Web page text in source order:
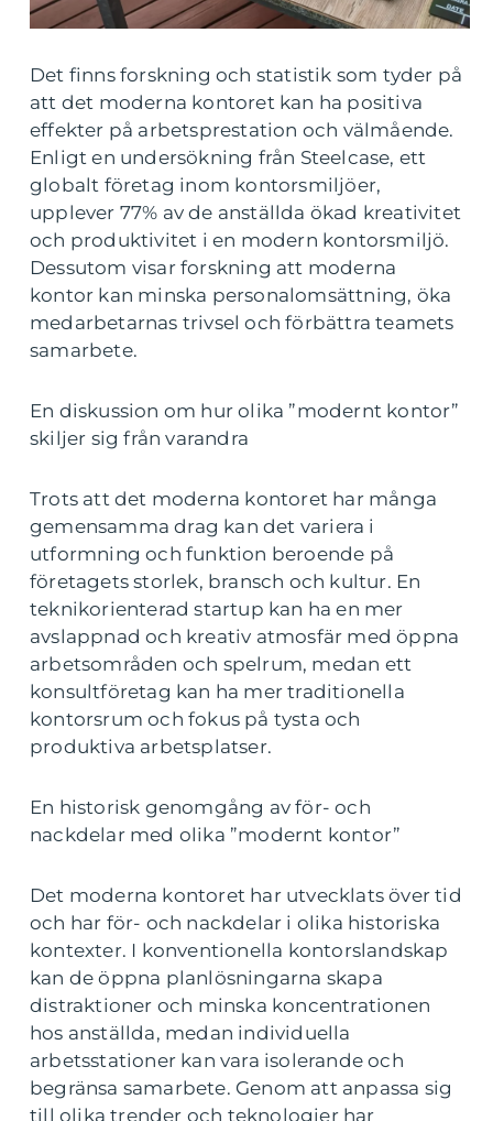
Det finns forskning och statistik som tyder på
att det moderna kontoret kan ha positiva
effekter på arbetsprestation och välmående.
Enligt en undersökning från Steelcase, ett
globalt företag inom kontorsmiljöer,
upplever 77% av de anställda ökad kreativitet
och produktivitet i en modern kontorsmiljö.
Dessutom visar forskning att moderna
kontor kan minska personalomsättning, öka
medarbetarnas trivsel och förbättra teamets
samarbete.
En diskussion om hur olika ”modernt kontor”
skiljer sig från varandra
Trots att det moderna kontoret har många
gemensamma drag kan det variera i
utformning och funktion beroende på
företagets storlek, bransch och kultur. En
teknikorienterad startup kan ha en mer
avslappnad och kreativ atmosfär med öppna
arbetsområden och spelrum, medan ett
konsultföretag kan ha mer traditionella
kontorsrum och fokus på tysta och
produktiva arbetsplatser.
En historisk genomgång av för- och
nackdelar med olika ”modernt kontor”
Det moderna kontoret har utvecklats över tid
och har för- och nackdelar i olika historiska
kontexter. I konventionella kontorslandskap
kan de öppna planlösningarna skapa
distraktioner och minska koncentrationen
hos anställda, medan individuella
arbetsstationer kan vara isolerande och
begränsa samarbete. Genom att anpassa sig
till olika trender och teknologier har